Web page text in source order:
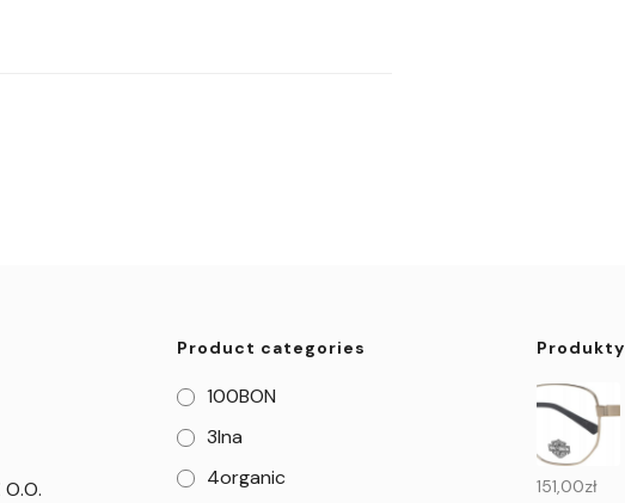
O.O.
Product categories
100BON
3Ina
4organic
Produkty
151,00zł